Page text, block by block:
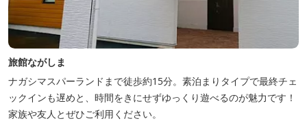
旅館ながしま
ナガシマスパーランドまで徒歩約15分。素泊まりタイプで最終チェ
ックインも遅めと、時間をきにせずゆっくり遊べるのが魅力です！
家族や友人とぜひご利用ください。